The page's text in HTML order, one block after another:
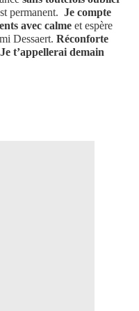
permanent. Je compte
avec calme et espère
Dessaert. Réconforte
Je t’appellerai demain